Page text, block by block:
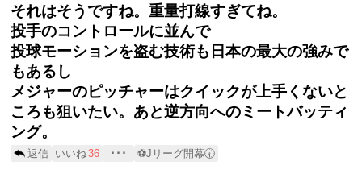
それはそうですね。重量打線すぎてね。
投手のコントロールに並んで
投球モーションを盗む技術も日本の最大の強みで
もあるし
メジャーのピッチャーはクイックが上手くないと
ころも狙いたい。あと逆方向へのミートバッティ
ング。
返信 いいね36 ･･･ ⚽Jリーグ開幕🕢